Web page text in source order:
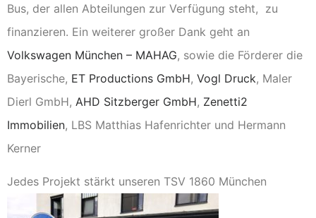
Bus, der allen Abteilungen zur Verfügung steht, zu
finanzieren. Ein weiterer großer Dank geht an
Volkswagen München – MAHAG, sowie die Förderer die
Bayerische, ET Productions GmbH, Vogl Druck, Maler
Dierl GmbH, AHD Sitzberger GmbH, Zenetti2
Immobilien, LBS Matthias Hafenrichter und Hermann
Kerner
Jedes Projekt stärkt unseren TSV 1860 München